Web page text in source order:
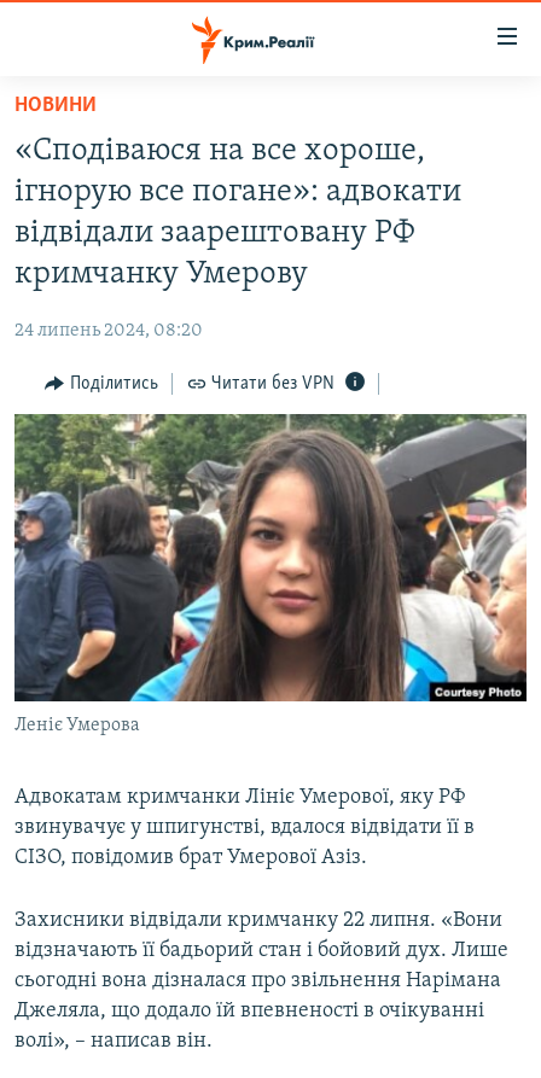
Перейти
основного
матеріалу
Перейти
до
основної
Перейти
пошуку
ВОДА.КРИМ
ВІДЕО ТА ФОТО
ІНТЕРВ'Ю
ВСЕ ЗА ДЕНЬ
СПЕЦПРОЕКТИ
ДЕПОРТАЦІЯ
ВІДЕОУРОКИ «ELIFBE»
СВІДЧЕННЯ ОКУПАЦІЇ
УКРАЇНСЬКА ПРОБЛЕМА КРИМУ
ІНФОГРАФІКА
ЯК ОБІЙТИ БЛОКУВАННЯ
Русский
Qırımtatar
ДОЛУЧАЙСЯ!
Усі сайти RFE/RL
НОВИНИ
«Сподіваюся на все хороше,
ігнорую все погане»: адвокати
відвідали заарештовану РФ
кримчанку Умерову
24 липень 2024, 08:20
Поділитись Читати без VPN
Леніє Умерова
Адвокатам кримчанки Лініє Умерової, яку РФ
звинувачує у шпигунстві, вдалося відвідати її в
СІЗО, повідомив брат Умерової Азіз.
Захисники відвідали кримчанку 22 липня. «Вони
відзначають її бадьорий стан і бойовий дух. Лише
сьогодні вона дізналася про звільнення Нарімана
Джеляла, що додало їй впевненості в очікуванні
волі», – написав він.